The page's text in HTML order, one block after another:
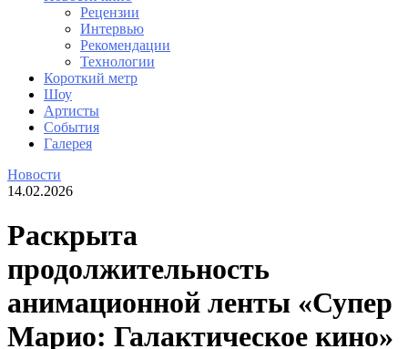
Рецензии
Интервью
Рекомендации
Технологии
Короткий метр
Шоу
Артисты
События
Галерея
Новости
14.02.2026
Раскрыта
продолжительность
анимационной ленты «Супер
Марио: Галактическое кино»